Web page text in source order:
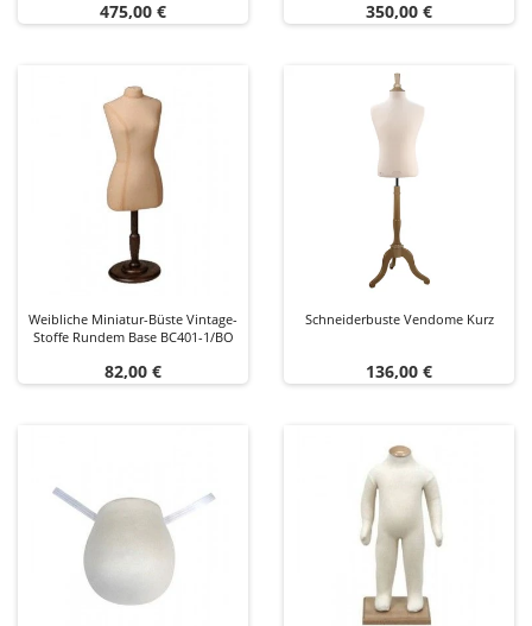
Preis
475,00 € Preis
350,00 €
Weibliche Miniatur-Büste Vintage-
Stoffe Rundem Base BC401-1/BO
Preis
82,00 €
Schneiderbuste Vendome Kurz
Preis
136,00 €